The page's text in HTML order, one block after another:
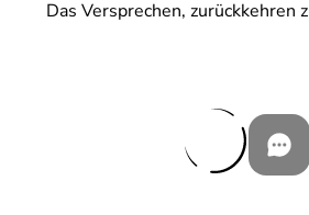
Das Versprechen, zurückkehren